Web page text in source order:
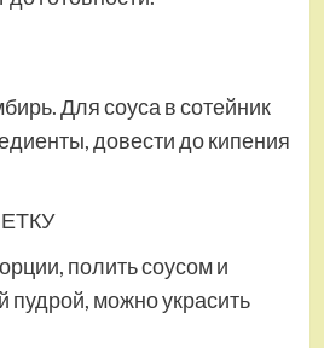
Для соуса в сотейник
довести до кипения
полить соусом и
пудрой, можно украсить